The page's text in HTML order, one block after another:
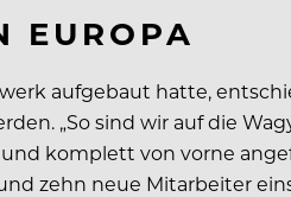
EUROPA
aufgebaut hatte,
„So sind wir auf die
komplett von vorne
zehn neue Mitarbeiter